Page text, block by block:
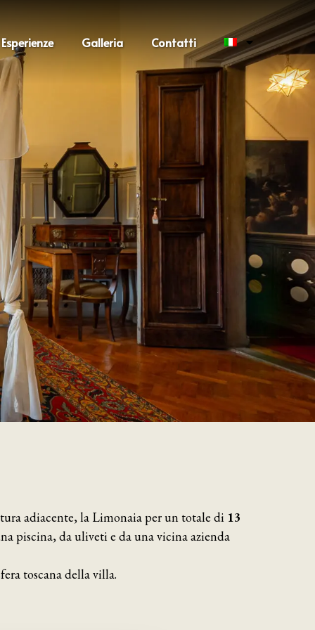
Esperienze Galleria Contatti
adiacente, la Limonaia per un totale di 13
piscina, da uliveti e da una vicina azienda
toscana della villa.